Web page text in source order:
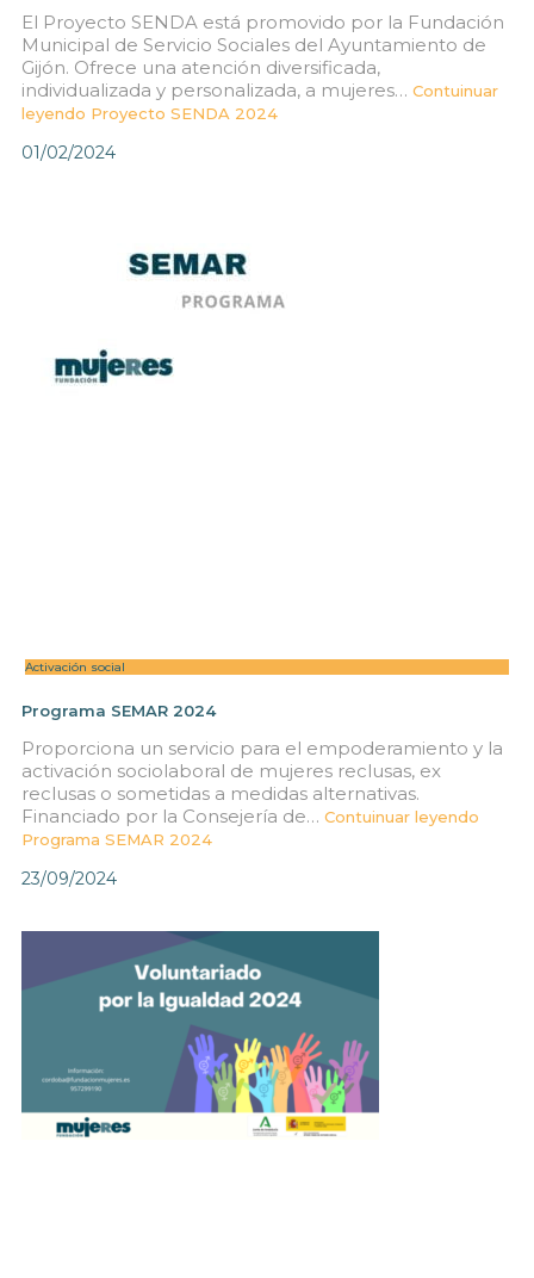
El Proyecto SENDA está promovido por la Fundación
Municipal de Servicio Sociales del Ayuntamiento de
Gijón. Ofrece una atención diversificada,
individualizada y personalizada, a mujeres… Contuinuar
leyendo Proyecto SENDA 2024
01/02/2024
Activación social
Programa SEMAR 2024
Proporciona un servicio para el empoderamiento y la
activación sociolaboral de mujeres reclusas, ex
reclusas o sometidas a medidas alternativas.
Financiado por la Consejería de… Contuinuar leyendo
Programa SEMAR 2024
23/09/2024